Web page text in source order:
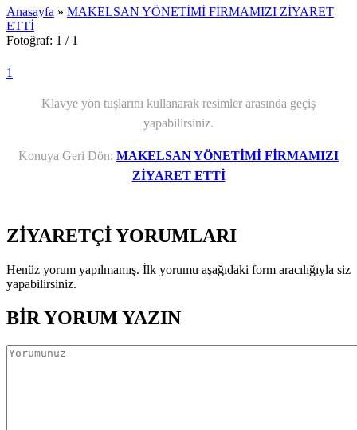
Anasayfa » MAKELSAN YÖNETİMİ FİRMAMIZI ZİYARET
ETTİ
Fotoğraf: 1 / 1
1
Klavye yön tuşlarını kullanarak resimler arasında geçiş
yapabilirsiniz.
Konuya Geri Dön: MAKELSAN YÖNETİMİ FİRMAMIZI
ZİYARET ETTİ
ZİYARETÇİ YORUMLARI
Henüz yorum yapılmamış. İlk yorumu aşağıdaki form aracılığıyla siz
yapabilirsiniz.
BİR YORUM YAZIN